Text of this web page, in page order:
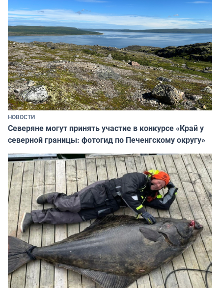
НОВОСТИ
Северяне могут принять участие в конкурсе «Край у
северной границы: фотогид по Печенгскому округу»